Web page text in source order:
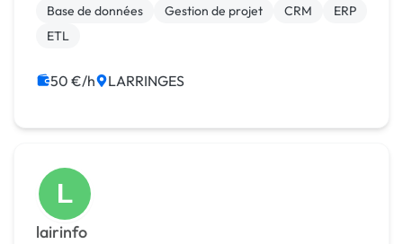
informatique » en alternance(Itin Cergy – 3M Cergy)
– m...
Base de données Gestion de projet CRM
ERP
ETL
50 €/h LARRINGES
L
lairinfo